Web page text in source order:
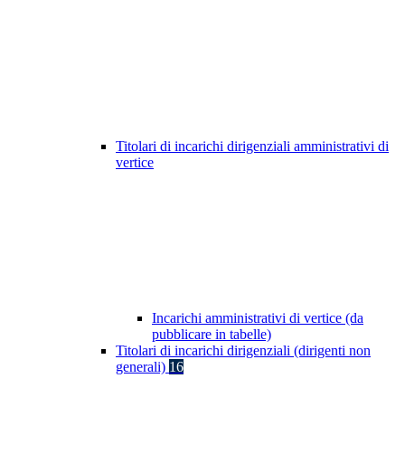
Titolari di incarichi dirigenziali amministrativi di
vertice
Incarichi amministrativi di vertice (da
pubblicare in tabelle)
Titolari di incarichi dirigenziali (dirigenti non
generali) 16